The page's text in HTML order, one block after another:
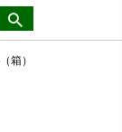
箱）